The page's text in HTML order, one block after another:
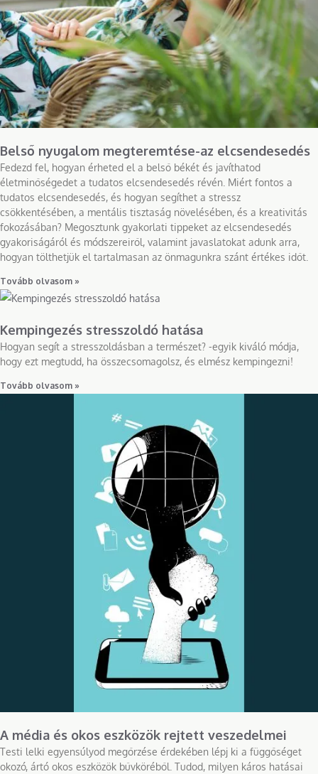
Belső nyugalom megteremtése-az elcsendesedés
Fedezd fel, hogyan érheted el a belső békét és javíthatod
életminőségedet a tudatos elcsendesedés révén. Miért fontos a
tudatos elcsendesedés, és hogyan segíthet a stressz
csökkentésében, a mentális tisztaság növelésében, és a kreativitás
fokozásában? Megosztunk gyakorlati tippeket az elcsendesedés
gyakoriságáról és módszereiről, valamint javaslatokat adunk arra,
hogyan tölthetjük el tartalmasan az önmagunkra szánt értékes időt.
Tovább olvasom »
Kempingezés stresszoldó hatása
Hogyan segít a stresszoldásban a természet? -egyik kiváló módja,
hogy ezt megtudd, ha összecsomagolsz, és elmész kempingezni!
Tovább olvasom »
A média és okos eszközök rejtett veszedelmei
Testi lelki egyensúlyod megőrzése érdekében lépj ki a függőséget
okozó, ártó okos eszközök bűvköréből. Tudod, milyen káros hatásai